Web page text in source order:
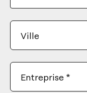
Ville
Entreprise *